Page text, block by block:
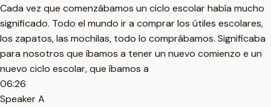
Cada vez que comenzábamos un ciclo escolar había mucho
significado. Todo el mundo ir a comprar los útiles escolares,
los zapatos, las mochilas, todo lo comprábamos. Significaba
para nosotros que íbamos a tener un nuevo comienzo e un
nuevo ciclo escolar, que íbamos a
06:26
Speaker A